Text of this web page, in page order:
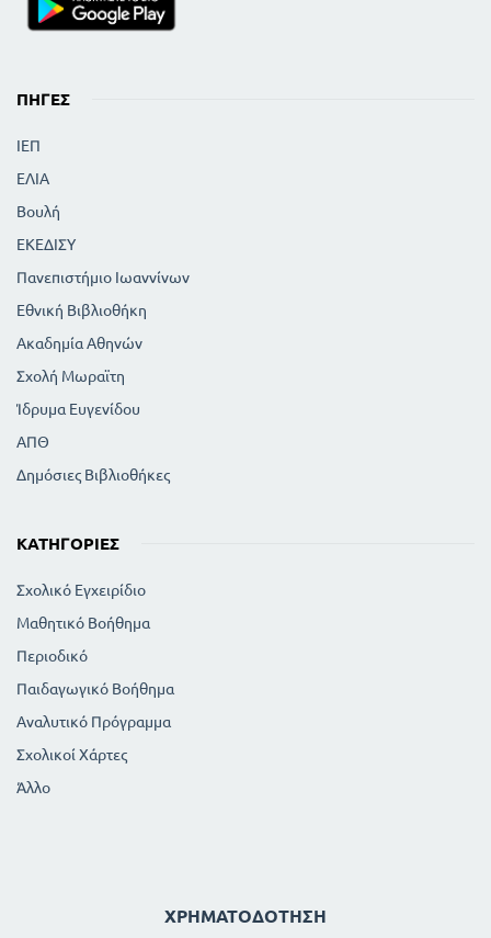
ΠΗΓΈΣ
ΙΕΠ
ΕΛΙΑ
Βουλή
ΕΚΕΔΙΣΥ
Πανεπιστήμιο Ιωαννίνων
Εθνική Βιβλιοθήκη
Ακαδημία Αθηνών
Σχολή Μωραϊτη
Ίδρυμα Ευγενίδου
ΑΠΘ
Δημόσιες Βιβλιοθήκες
ΚΑΤΗΓΟΡΊΕΣ
Σχολικό Εγχειρίδιο
Μαθητικό Βοήθημα
Περιοδικό
Παιδαγωγικό Βοήθημα
Αναλυτικό Πρόγραμμα
Σχολικοί Χάρτες
Άλλο
ΧΡΗΜΑΤΟΔΌΤΗΣΗ